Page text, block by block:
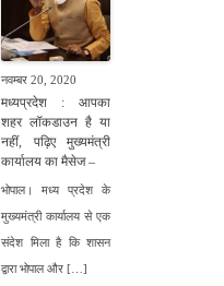
नवम्बर 20, 2020
मध्यप्रदेश : आपका
शहर लॉकडाउन है या
नहीं, पढ़िए मुख्यमंत्री
कार्यालय का मैसेज –
भोपाल। मध्य प्रदेश के
मुख्यमंत्री कार्यालय से एक
संदेश मिला है कि शासन
द्वारा भोपाल और […]